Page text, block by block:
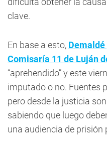
clave.
En base a esto,
Comisaría 11 de Luján
“aprehendido” y este
imputado o no. Fuentes
pero desde la justicia
sabiendo que luego
una audiencia de prisión